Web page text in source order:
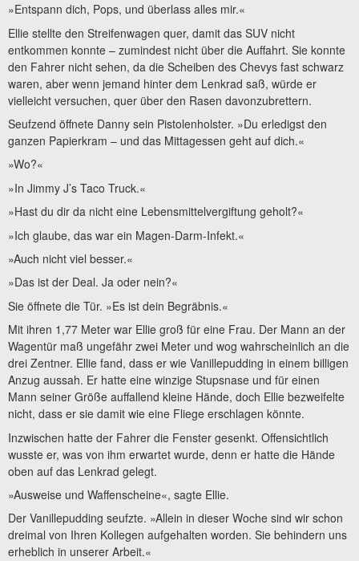
»Entspann dich, Pops, und überlass alles mir.«
Ellie stellte den Streifenwagen quer, damit das SUV nicht
entkommen konnte – zumindest nicht über die Auffahrt. Sie konnte
den Fahrer nicht sehen, da die Scheiben des Chevys fast schwarz
waren, aber wenn jemand hinter dem Lenkrad saß, würde er
vielleicht versuchen, quer über den Rasen davonzubrettern.
Seufzend öffnete Danny sein Pistolenholster. »Du erledigst den
ganzen Papierkram – und das Mittagessen geht auf dich.«
»Wo?«
»In Jimmy J’s Taco Truck.«
»Hast du dir da nicht eine Lebensmittelvergiftung geholt?«
»Ich glaube, das war ein Magen-Darm-Infekt.«
»Auch nicht viel besser.«
»Das ist der Deal. Ja oder nein?«
Sie öffnete die Tür. »Es ist dein Begräbnis.«
Mit ihren 1,77 Meter war Ellie groß für eine Frau. Der Mann an der
Wagentür maß ungefähr zwei Meter und wog wahrscheinlich an die
drei Zentner. Ellie fand, dass er wie Vanillepudding in einem billigen
Anzug aussah. Er hatte eine winzige Stupsnase und für einen
Mann seiner Größe auffallend kleine Hände, doch Ellie bezweifelte
nicht, dass er sie damit wie eine Fliege erschlagen könnte.
Inzwischen hatte der Fahrer die Fenster gesenkt. Offensichtlich
wusste er, was von ihm erwartet wurde, denn er hatte die Hände
oben auf das Lenkrad gelegt.
»Ausweise und Waffenscheine«, sagte Ellie.
Der Vanillepudding seufzte. »Allein in dieser Woche sind wir schon
dreimal von Ihren Kollegen aufgehalten worden. Sie behindern uns
erheblich in unserer Arbeit.«